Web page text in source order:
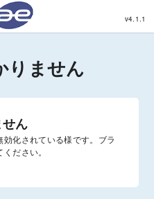
v4.1.1
りません
ん
化されている様です。ブラ
ださい。